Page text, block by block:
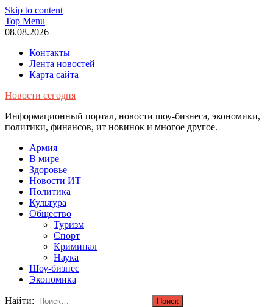
Skip to content
Top Menu
08.08.2026
Контакты
Лента новостей
Карта сайта
Новости сегодня
Информационный портал, новости шоу-бизнеса, экономики,
политики, финансов, ит новинок и многое другое.
Армия
В мире
Здоровье
Новости ИТ
Политика
Культура
Общество
Туризм
Спорт
Криминал
Наука
Шоу-бизнес
Экономика
Найти: